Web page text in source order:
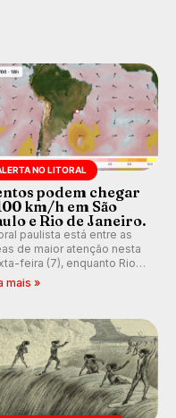
NO LITORAL
podem chegar
km/h em São
e Rio de Janeiro.
paulista está entre as
de maior atenção nesta
feira (7), enquanto Rio
também recebe
h em Itanhaém.
mais »